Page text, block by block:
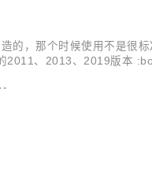
的，那个时候使用不是很
、2013、2019版本